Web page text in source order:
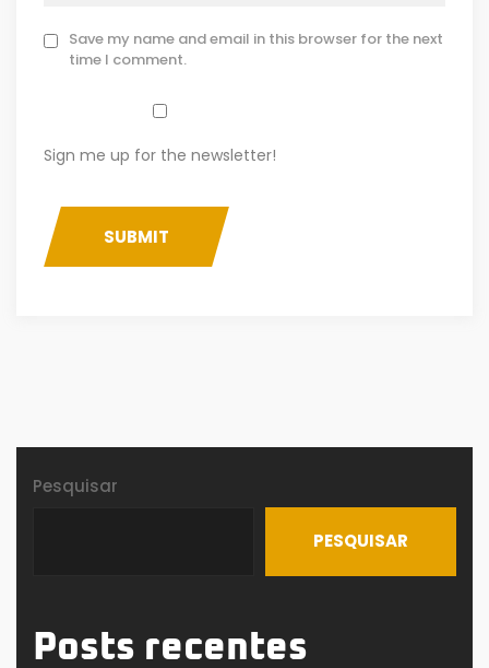
Save my name and email in this browser for the next
time I comment.
Sign me up for the newsletter!
SUBMIT
Pesquisar
PESQUISAR
Posts recentes